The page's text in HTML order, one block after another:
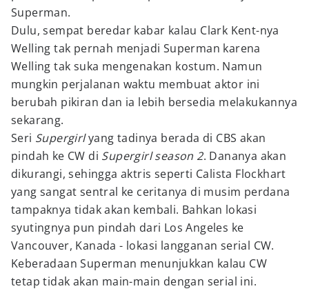
Superman.
Dulu, sempat beredar kabar kalau Clark Kent-nya
Welling tak pernah menjadi Superman karena
Welling tak suka mengenakan kostum. Namun
mungkin perjalanan waktu membuat aktor ini
berubah pikiran dan ia lebih bersedia melakukannya
sekarang.
Seri Supergirlyang tadinya berada di CBS akan
pindah ke CW di Supergirl season 2. Dananya akan
dikurangi, sehingga aktris seperti Calista Flockhart
yang sangat sentral ke ceritanya di musim perdana
tampaknya tidak akan kembali. Bahkan lokasi
syutingnya pun pindah dari Los Angeles ke
Vancouver, Kanada - lokasi langganan serial CW.
Keberadaan Superman menunjukkan kalau CW
tetap tidak akan main-main dengan serial ini.